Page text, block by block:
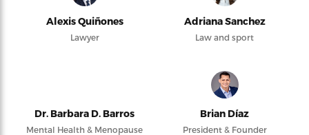
Alexis Quiñones
Lawyer
Adriana Sanchez
Law and sport
Dr. Barbara D. Barros
Mental Health & Menopause
Brian Díaz
President & Founder